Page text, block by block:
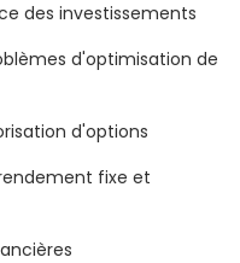
des investissements
d'optimisation de
d'options
fixe et